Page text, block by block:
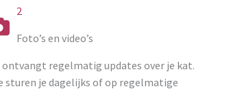
2
Foto’s en video’s
ontvangt regelmatig updates over je kat.
sturen je dagelijks of op regelmatige